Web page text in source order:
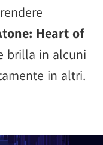
Heart of
brilla in alcuni
in altri.